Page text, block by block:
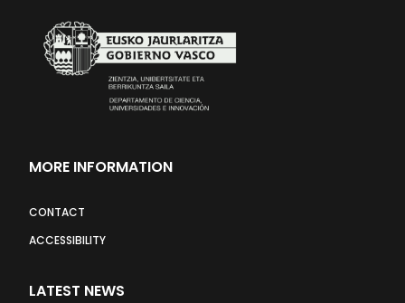
MORE INFORMATION
CONTACT
ACCESSIBILITY
LATEST NEWS